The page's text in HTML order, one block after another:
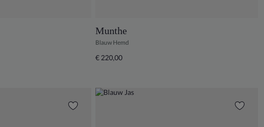
Munthe
Blauw Hemd
€ 220,00